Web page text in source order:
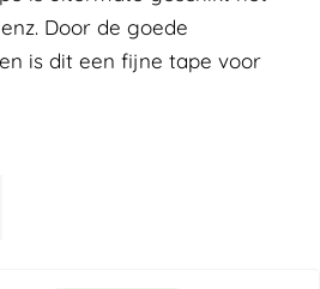
Door de goede
is dit een fijne tape voor